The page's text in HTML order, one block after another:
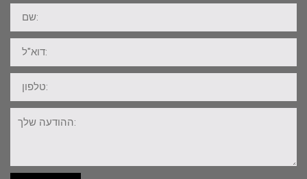
שם:
דוא"ל:
טלפון:
ההודעה
שלך: